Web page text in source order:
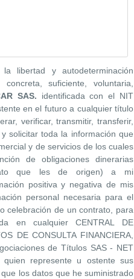
libertad y autodeterminación
suficiente, voluntaria,
SAS. identificada con el NIT
en el futuro a cualquier título
verificar, transmitir, transferir,
solicitar toda la información que
y de servicios de los cuales
de obligaciones dinerarias
que les de origen) a mi
positiva y negativa de mis
personal necesaria para el
celebración de un contrato, para
en cualquier CENTRAL DE
DE CONSULTA FINANCIERA,
de Títulos SAS - NET
quien represente u ostente sus
los datos que he suministrado